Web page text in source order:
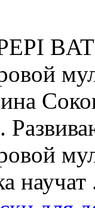
научат